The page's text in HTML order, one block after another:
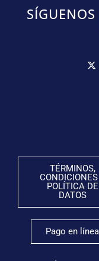
TÉRMINOS,
POLÍTICA DE
DATOS
Pago en línea